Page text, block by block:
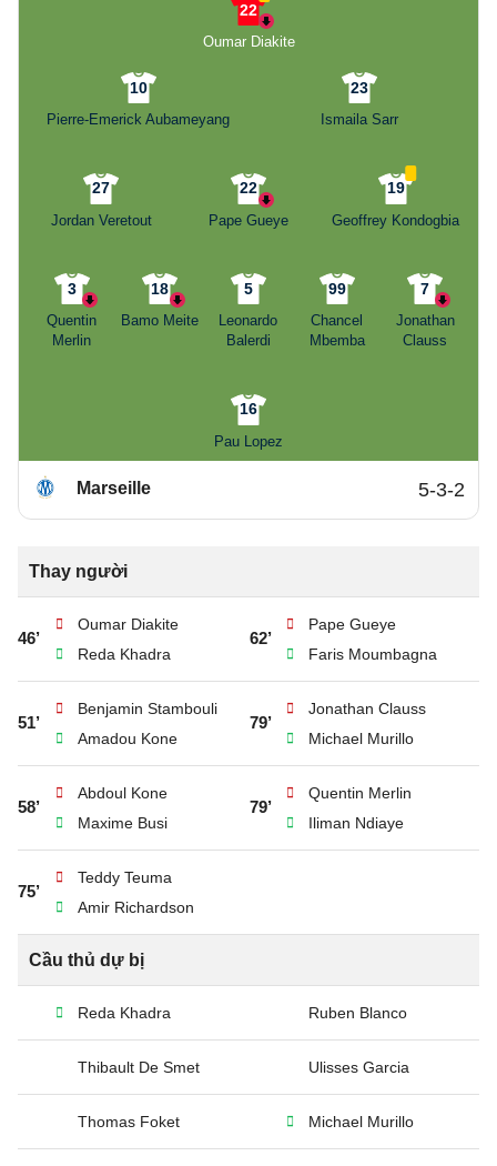
22
Oumar Diakite
10
Pierre-Emerick Aubameyang
23
Ismaila Sarr
27
Jordan Veretout
22
Pape Gueye
19
Geoffrey Kondogbia
3
Quentin
Merlin
18
Bamo Meite
5
Leonardo
Balerdi
99
Chancel
Mbemba
7
Jonathan
Clauss
16
Pau Lopez
Marseille 5-3-2
Thay người
46’
Oumar Diakite
Reda Khadra
62’
Pape Gueye
Faris Moumbagna
51’
Benjamin Stambouli
Amadou Kone
79’
Jonathan Clauss
Michael Murillo
58’
Abdoul Kone
Maxime Busi
79’
Quentin Merlin
Iliman Ndiaye
75’
Teddy Teuma
Amir Richardson
Cầu thủ dự bị
Reda Khadra Ruben Blanco
Thibault De Smet Ulisses Garcia
Thomas Foket Michael Murillo